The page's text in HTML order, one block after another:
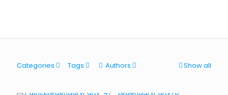
Categories Tags Authors Show all